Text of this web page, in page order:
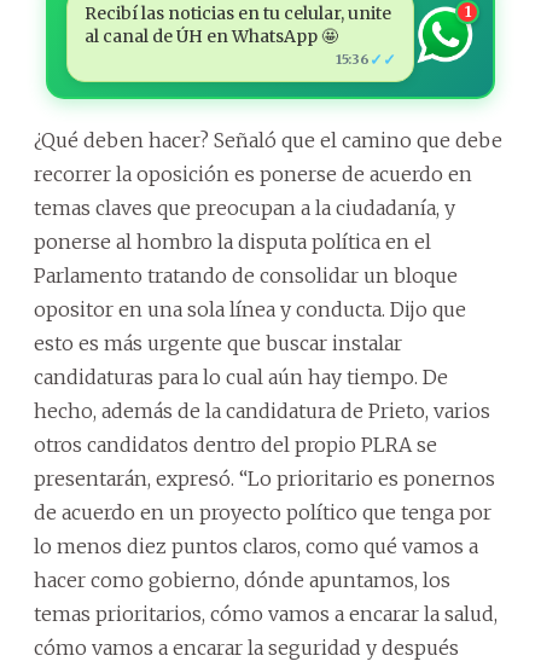
Recibí las noticias en tu celular, unite
al canal de ÚH en WhatsApp 🤩
15:36 ✓✓
1
¿Qué deben hacer? Señaló que el camino que debe
recorrer la oposición es ponerse de acuerdo en
temas claves que preocupan a la ciudadanía, y
ponerse al hombro la disputa política en el
Parlamento tratando de consolidar un bloque
opositor en una sola línea y conducta. Dijo que
esto es más urgente que buscar instalar
candidaturas para lo cual aún hay tiempo. De
hecho, además de la candidatura de Prieto, varios
otros candidatos dentro del propio PLRA se
presentarán, expresó. “Lo prioritario es ponernos
de acuerdo en un proyecto político que tenga por
lo menos diez puntos claros, como qué vamos a
hacer como gobierno, dónde apuntamos, los
temas prioritarios, cómo vamos a encarar la salud,
cómo vamos a encarar la seguridad y después